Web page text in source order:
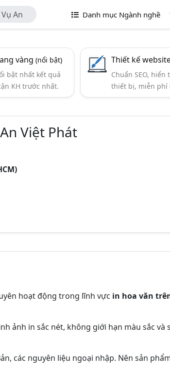
An
Danh mục Ngành nghề
vàng(nổi bật)
bật nhất kết quả
KH trước nhất.
Thiết kế
Chuẩn SEO,
thiết bị, miễn phí
Việt Phát
hoạt động trong lĩnh vực in hoa văn
ảnh in sắc nét, không giới hạn màu sắc và
các nguyên liệu ngoại nhập. Nên sản